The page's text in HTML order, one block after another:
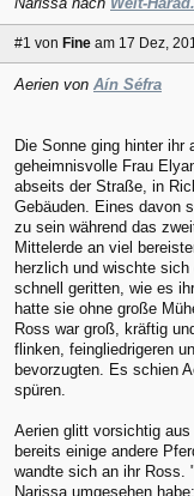
#1 von Fine am 17 Dez,
Aerien von Aín Séfra
Die Sonne ging hinter ihr
geheimnisvolle Frau
abseits der Straße, in
Gebäuden. Eines davon
zu sein während das
Mittelerde an viel
herzlich und wischte
schnell geritten, wie es
hatte sie ohne große
Ross war groß, kräftig
flinken, feingliedrigeren
bevorzugten. Es schien
spüren.
Aerien glitt vorsichtig
bereits einige andere
wandte sich an ihr Ross.
Narissa umgesehen